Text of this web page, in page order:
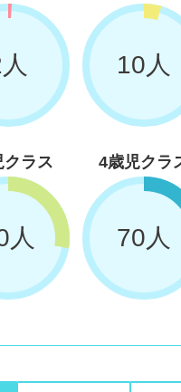
10人
クラス
人
4歳児クラ
70人